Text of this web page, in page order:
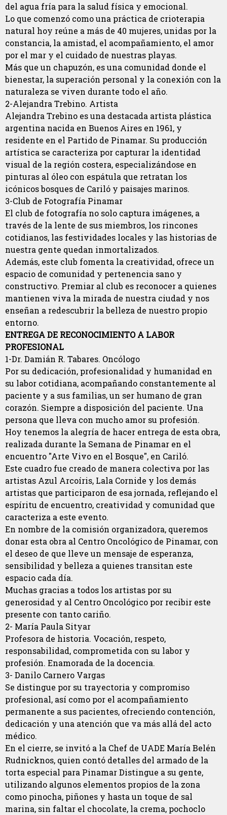
del agua fría para la salud física y emocional.
Lo que comenzó como una práctica de crioterapia
natural hoy reúne a más de 40 mujeres, unidas por la
constancia, la amistad, el acompañamiento, el amor
por el mar y el cuidado de nuestras playas.
Más que un chapuzón, es una comunidad donde el
bienestar, la superación personal y la conexión con la
naturaleza se viven durante todo el año.
2-Alejandra Trebino. Artista
Alejandra Trebino es una destacada artista plástica
argentina nacida en Buenos Aires en 1961, y
residente en el Partido de Pinamar. Su producción
artística se caracteriza por capturar la identidad
visual de la región costera, especializándose en
pinturas al óleo con espátula que retratan los
icónicos bosques de Cariló y paisajes marinos.
3-Club de Fotografía Pinamar
El club de fotografía no solo captura imágenes, a
través de la lente de sus miembros, los rincones
cotidianos, las festividades locales y las historias de
nuestra gente quedan inmortalizados.
Además, este club fomenta la creatividad, ofrece un
espacio de comunidad y pertenencia sano y
constructivo. Premiar al club es reconocer a quienes
mantienen viva la mirada de nuestra ciudad y nos
enseñan a redescubrir la belleza de nuestro propio
entorno.
ENTREGA DE RECONOCIMIENTO A LABOR
PROFESIONAL
1-Dr. Damián R. Tabares. Oncólogo
Por su dedicación, profesionalidad y humanidad en
su labor cotidiana, acompañando constantemente al
paciente y a sus familias, un ser humano de gran
corazón. Siempre a disposición del paciente. Una
persona que lleva con mucho amor su profesión.
Hoy tenemos la alegría de hacer entrega de esta obra,
realizada durante la Semana de Pinamar en el
encuentro "Arte Vivo en el Bosque", en Cariló.
Este cuadro fue creado de manera colectiva por las
artistas Azul Arcoíris, Lala Cornide y los demás
artistas que participaron de esa jornada, reflejando el
espíritu de encuentro, creatividad y comunidad que
caracteriza a este evento.
En nombre de la comisión organizadora, queremos
donar esta obra al Centro Oncológico de Pinamar, con
el deseo de que lleve un mensaje de esperanza,
sensibilidad y belleza a quienes transitan este
espacio cada día.
Muchas gracias a todos los artistas por su
generosidad y al Centro Oncológico por recibir este
presente con tanto cariño.
2- María Paula Sityar
Profesora de historia. Vocación, respeto,
responsabilidad, comprometida con su labor y
profesión. Enamorada de la docencia.
3- Danilo Carnero Vargas
Se distingue por su trayectoria y compromiso
profesional, así como por el acompañamiento
permanente a sus pacientes, ofreciendo contención,
dedicación y una atención que va más allá del acto
médico.
En el cierre, se invitó a la Chef de UADE María Belén
Rudnicknos, quien contó detalles del armado de la
torta especial para Pinamar Distingue a su gente,
utilizando algunos elementos propios de la zona
como pinocha, piñones y hasta un toque de sal
marina, sin faltar el chocolate, la crema, pochoclo